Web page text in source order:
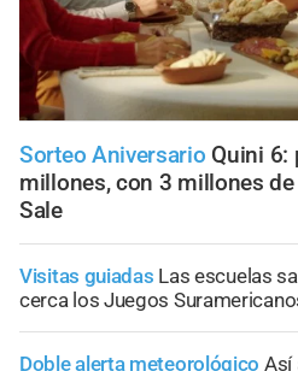
Sorteo Aniversario Quini 6:
millones, con 3 millones
Sale
Visitas guiadas Las escuelas
cerca los Juegos
Doble alerta meteorológico Así